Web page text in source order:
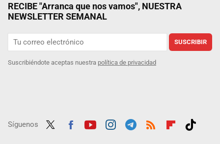
RECIBE "Arranca que nos vamos", NUESTRA
NEWSLETTER SEMANAL
SUSCRIBIR
Suscribiéndote aceptas nuestra política de privacidad
Síguenos